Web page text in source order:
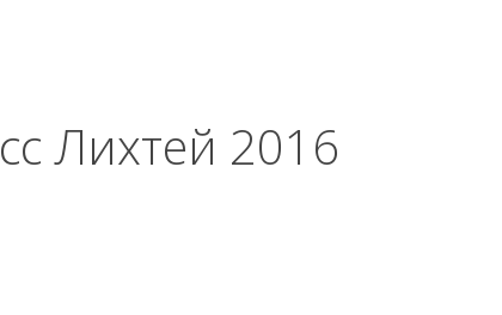
Лихтей 2016